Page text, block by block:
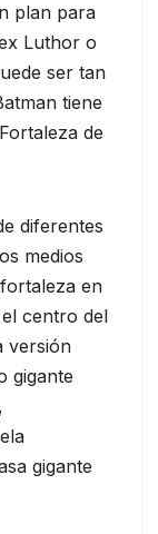
plan para
Luthor o
ser tan
tiene
de
diferentes
medios
en
centro del
versión
gigante
gigante